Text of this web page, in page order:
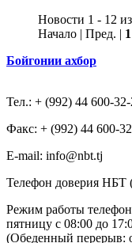
Новости 1 - 12
Начало | Пред. | 1
Бойгонии ахбор
Тел.: + (992) 44 600-
Факс: + (992) 44 600-
Е-mail: info@nbt.tj
Телефон доверия НБТ
Режим работы
пятницу с 08:00 до
(Обеденный перерыв: